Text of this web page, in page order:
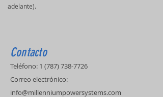
adelante).
Contacto
Teléfono: 1 (787) 738-7726
Correo electrónico:
info@millenniumpowersystems.com